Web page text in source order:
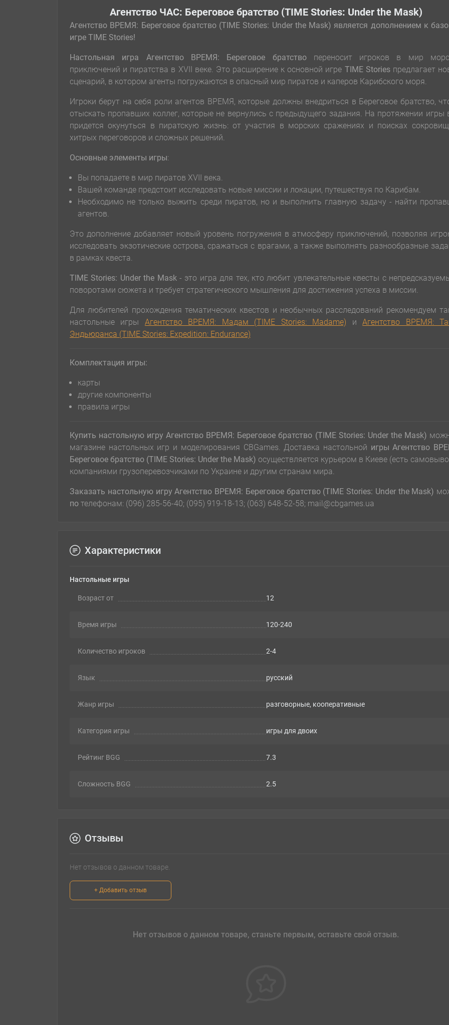
Агентство ЧАС: Береговое братство (TIME Stories: Under the Mask)
Агентство ВРЕМЯ: Береговое братство (TIME Stories: Under the Mask) является дополнением к
игре TIME Stories!
Настольная игра Агентство ВРЕМЯ: Береговое братствопереносит игроков в мир
приключений и пиратства в XVII веке. Это расширение к основной игре TIME Storiesпредлагает
сценарий, в котором агенты погружаются в опасный мир пиратов и каперов Карибского моря.
Игроки берут на себя роли агентов ВРЕМЯ, которые должны внедриться в Береговое братство,
отыскать пропавших коллег, которые не вернулись с предыдущего задания. На протяжении игры
придется окунуться в пиратскую жизнь: от участия в морских сражениях и поисках
хитрых переговоров и сложных решений.
Основные элементы игры:
Вы попадаете в мир пиратов XVII века.
Вашей команде предстоит исследовать новые миссии и локации, путешествуя по Карибам.
Необходимо не только выжить среди пиратов, но и выполнить главную задачу - найти
агентов.
Это дополнение добавляет новый уровень погружения в атмосферу приключений, позволяя
исследовать экзотические острова, сражаться с врагами, а также выполнять разнообразные
в рамках квеста.
TIME Stories: Under the Mask- это игра для тех, кто любит увлекательные квесты с
поворотами сюжета и требует стратегического мышления для достижения успеха в миссии.
Для любителей прохождения тематических квестов и необычных расследований рекомендуем
настольные игры Агентство ВРЕМЯ: Мадам (TIME Stories: Madame) иАгентство ВРЕМЯ:
Эндьюранса (TIME Stories: Expedition: Endurance)
Комплектация игры:
карты
другие компоненты
правила игры
Купить настольную игру Агентство ВРЕМЯ: Береговое братство (TIME Stories: Under the Mask)
магазине настольных игр и моделирования CBGames. Доставка настольной игры Агентство
Береговое братство (TIME Stories: Under the Mask) осуществляется курьером в Киеве (есть
компаниями грузоперевозчиками по Украине и другим странам мира.
Заказать настольную игру Агентство ВРЕМЯ: Береговое братство (TIME Stories: Under the Mask)
по телефонам: (096) 285-56-40; (095) 919-18-13; (063) 648-52-58; mail@cbgames.ua
Характеристики
Настольные игры
Возраст от 12
Время игры 120-240
Количество игроков 2-4
Язык русский
Жанр игры разговорные, кооперативные
Категория игры игры для двоих
Рейтинг BGG 7.3
Сложность BGG 2.5
Отзывы
Нет отзывов о данном товаре.
+ Добавить отзыв
Нет отзывов о данном товаре, станьте первым, оставьте свой отзыв.